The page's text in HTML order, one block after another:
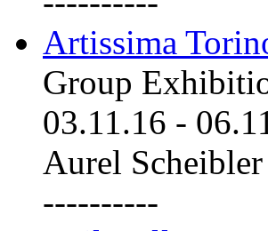
Artissima
Group
03.11.16 -
Aurel
----------